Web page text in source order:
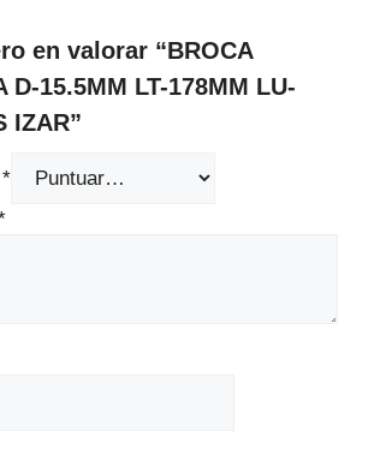
en valorar “BROCA
D-15.5MM LT-178MM LU-
IZAR”
*